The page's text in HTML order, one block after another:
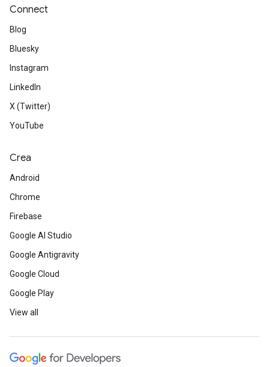
Connect
Blog
Bluesky
Instagram
LinkedIn
X (Twitter)
YouTube
Crea
Android
Chrome
Firebase
Google AI Studio
Google Antigravity
Google Cloud
Google Play
View all